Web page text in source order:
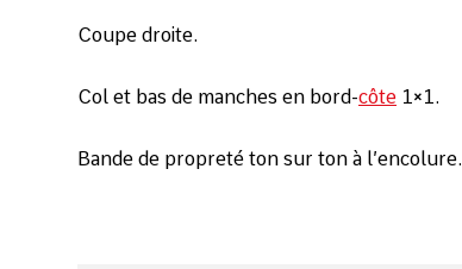
Coupe droite.
Col et bas de manches en bord-côte 1×1.
Bande de propreté ton sur ton à l’encolure.